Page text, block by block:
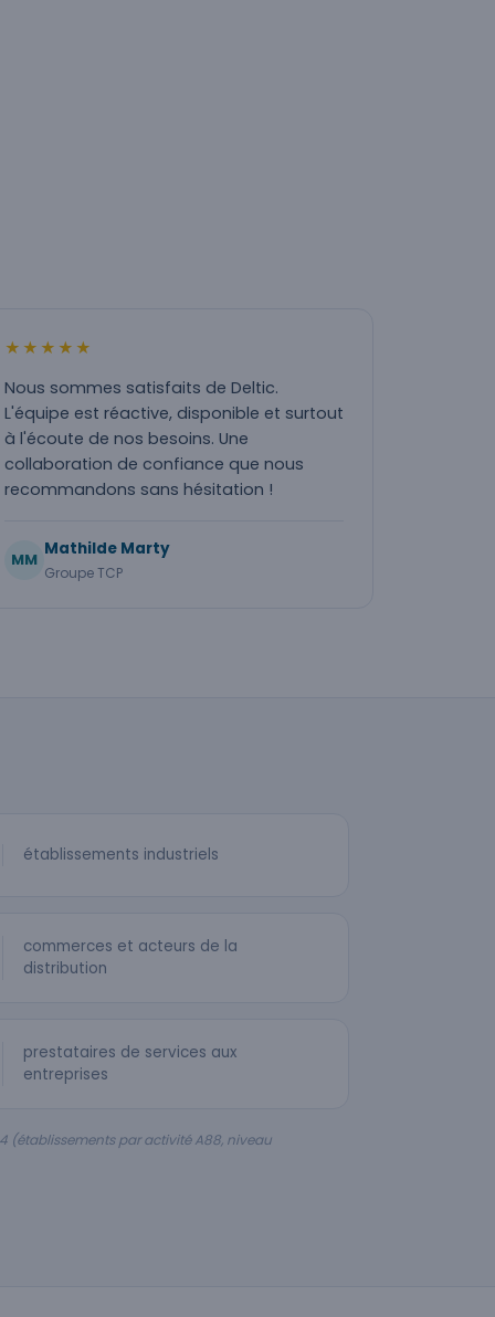
★★★★★
Nous sommes satisfaits de Deltic.
L'équipe est réactive, disponible et surtout
à l'écoute de nos besoins. Une
collaboration de confiance que nous
recommandons sans hésitation !
MM
Mathilde Marty
Groupe TCP
établissements industriels
commerces et acteurs de la
distribution
prestataires de services aux
entreprises
(établissements par activité A88, niveau